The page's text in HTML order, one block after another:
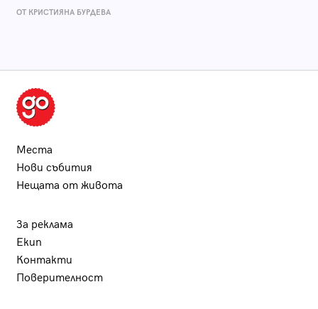
ОТ КРИСТИЯНА БУРДЕВА
Места
Нови събития
Нещата от живота
За реклама
Екип
Контакти
Поверителност